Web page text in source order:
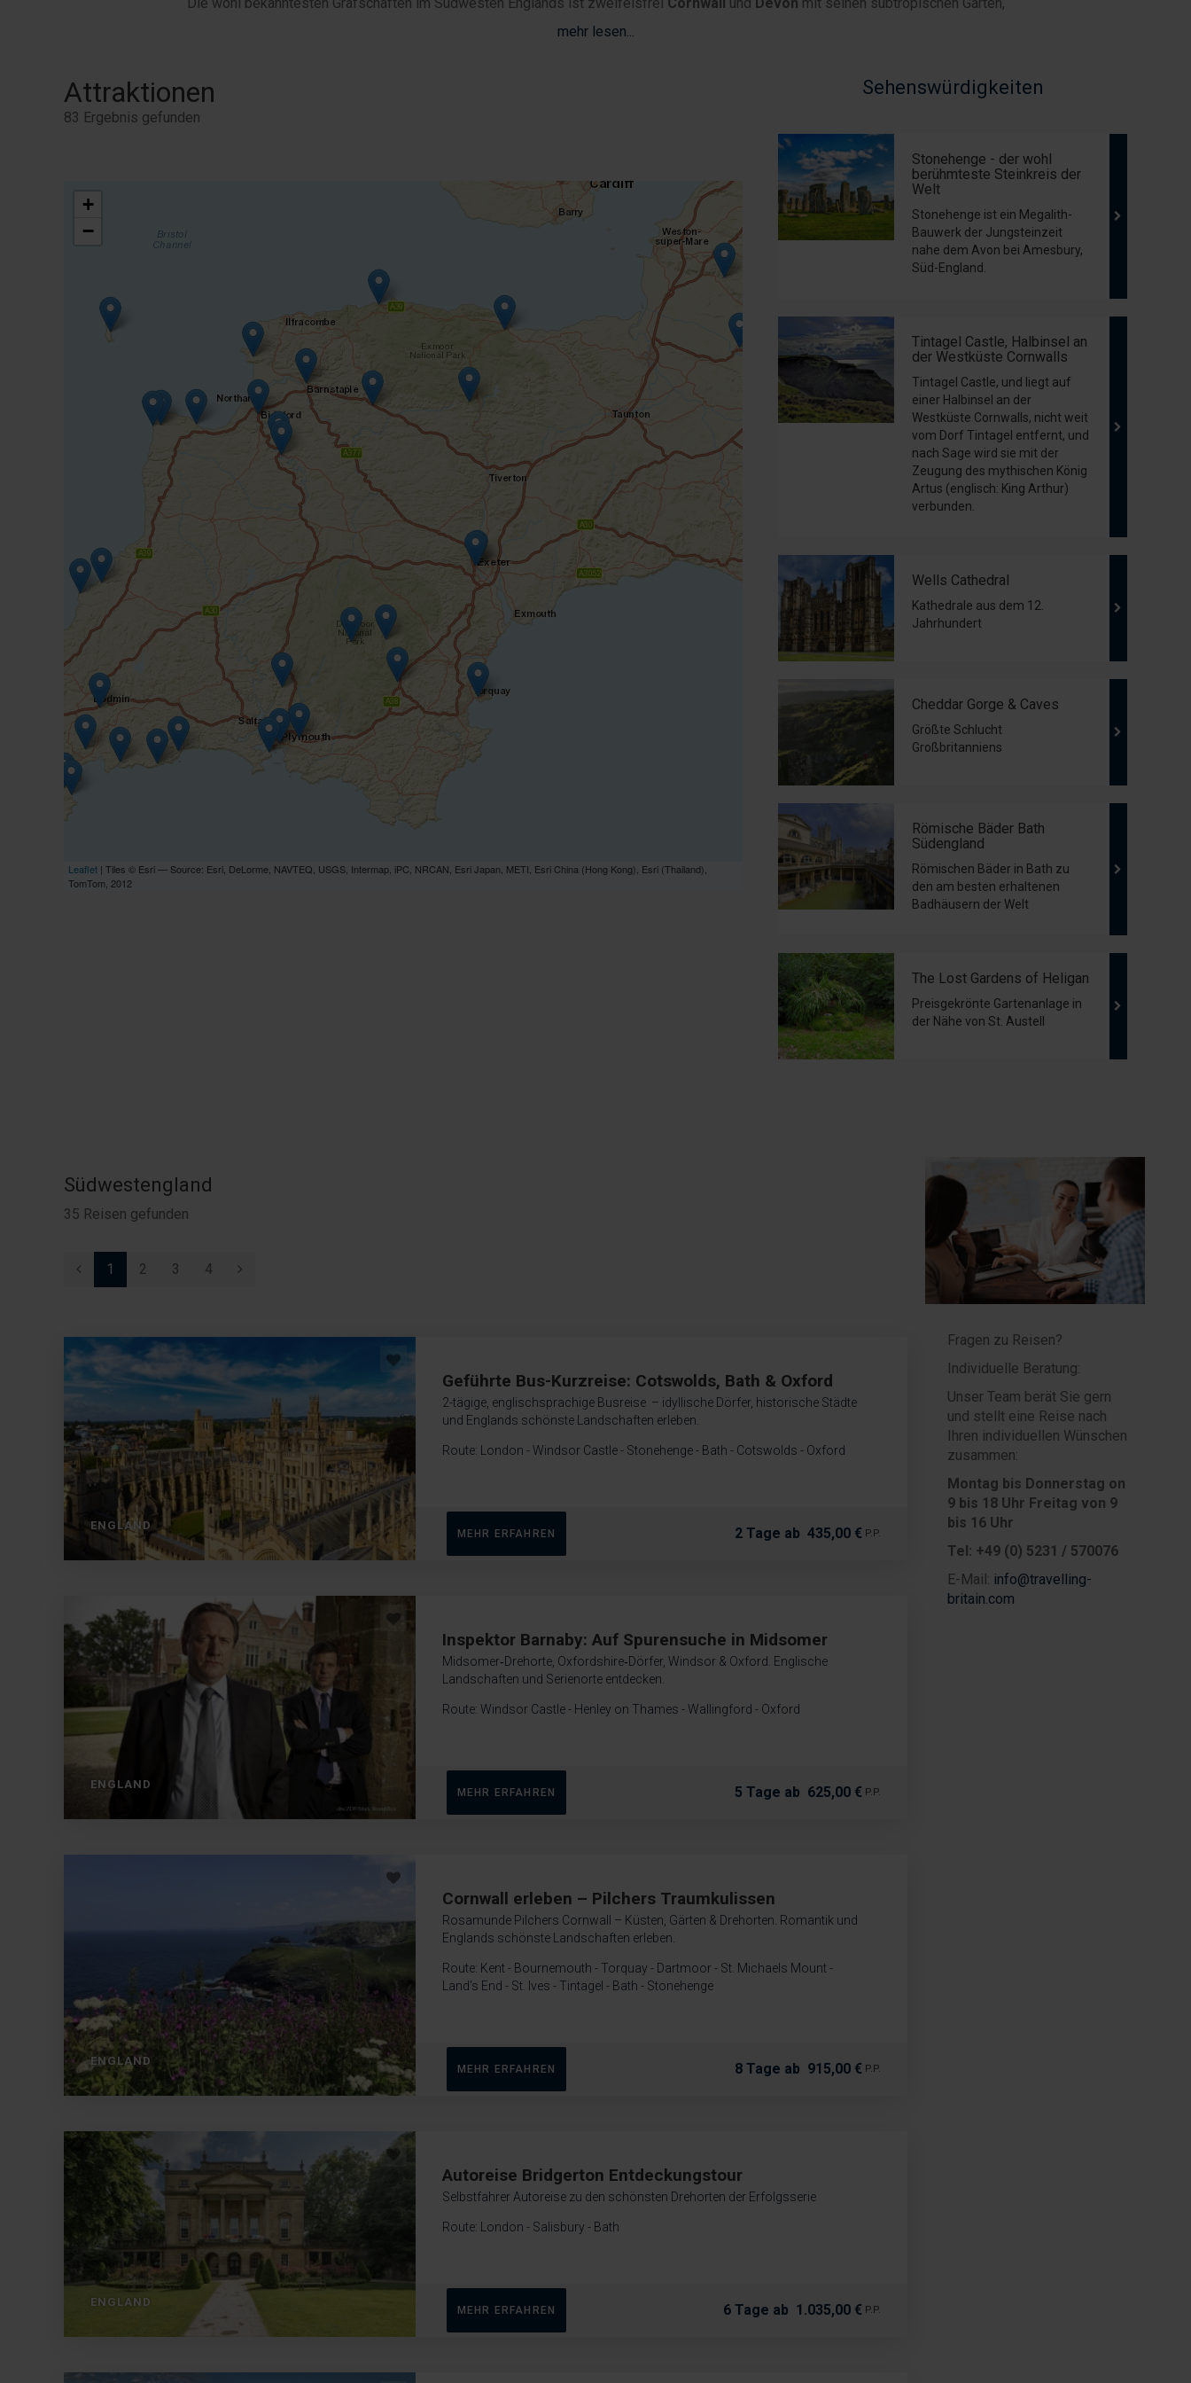
mehr lesen...
Attraktionen
83 Ergebnis gefunden
+
−
Leaflet | Tiles © Esri — Source: Esri, DeLorme, NAVTEQ, USGS, Intermap, iPC, NRCAN, Esri Japan, METI, Esri China (Hong Kong), Esri (Thailand),
TomTom, 2012
Sehenswürdigkeiten
Stonehenge - der wohl
berühmteste Steinkreis der
Welt
Stonehenge ist ein Megalith-
Bauwerk der Jungsteinzeit
nahe dem Avon bei Amesbury,
Süd-England.
Tintagel Castle, Halbinsel an
der Westküste Cornwalls
Tintagel Castle, und liegt auf
einer Halbinsel an der
Westküste Cornwalls, nicht weit
vom Dorf Tintagel entfernt, und
nach Sage wird sie mit der
Zeugung des mythischen König
Artus (englisch: King Arthur)
verbunden.
Wells Cathedral
Kathedrale aus dem 12.
Jahrhundert
Cheddar Gorge & Caves
Größte Schlucht
Großbritanniens
Römische Bäder Bath
Südengland
Römischen Bäder in Bath zu
den am besten erhaltenen
Badhäusern der Welt
The Lost Gardens of Heligan
Preisgekrönte Gartenanlage in
der Nähe von St. Austell
Südwestengland
35 Reisen gefunden
1 2 3 4
ENGLAND
Geführte Bus-Kurzreise: Cotswolds, Bath & Oxford
2-tägige, englischsprachige Busreise – idyllische Dörfer, historische Städte
und Englands schönste Landschaften erleben.
Route: London - Windsor Castle - Stonehenge - Bath - Cotswolds - Oxford
2 Tage ab 435,00 € P.P.
MEHR ERFAHREN
ENGLAND
Inspektor Barnaby: Auf Spurensuche in Midsomer
Midsomer‑Drehorte, Oxfordshire‑Dörfer, Windsor & Oxford. Englische
Landschaften und Serienorte entdecken.
Route: Windsor Castle - Henley on Thames - Wallingford - Oxford
5 Tage ab 625,00 € P.P.
MEHR ERFAHREN
ENGLAND
Cornwall erleben – Pilchers Traumkulissen
Rosamunde Pilchers Cornwall – Küsten, Gärten & Drehorten. Romantik und
Englands schönste Landschaften erleben.
Route: Kent - Bournemouth - Torquay - Dartmoor - St. Michaels Mount -
Land's End - St. Ives - Tintagel - Bath - Stonehenge
8 Tage ab 915,00 € P.P.
MEHR ERFAHREN
ENGLAND
Autoreise Bridgerton Entdeckungstour
Selbstfahrer Autoreise zu den schönsten Drehorten der Erfolgsserie
Route: London - Salisbury - Bath
6 Tage ab 1.035,00 € P.P.
MEHR ERFAHREN
Fragen zu Reisen?
Individuelle Beratung:
Unser Team berät Sie gern
und stellt eine Reise nach
Ihren individuellen Wünschen
zusammen:
Montag bis Donnerstag on
9 bis 18 Uhr Freitag von 9
bis 16 Uhr
Tel: +49 (0) 5231 / 570076
E-Mail: info@travelling-
britain.com